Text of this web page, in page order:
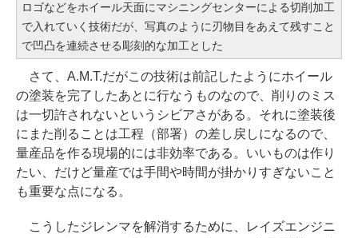
ロゴなどをホイール天面にマシニングセンターによる切削加工
で入れていく技術だが、写真のように刃物目をあえて残すこと
で凹凸を連続させる彫刻的な加工とした
さて、A.M.T.だがこの技術は前記したようにホイール
の塗装を完了したあとに行なうものなので、削りのミス
は一切許されないというシビアさがある。それに塗装後
にまた削ることは工程（部署）の差し戻しになるので、
量産品を作る現場的には非効率である。いいものは作り
たい、だけど量産では手間や時間が掛かりすぎないこと
も重要な点になる。
こうしたジレンマを解消するために、レイズエンジニ